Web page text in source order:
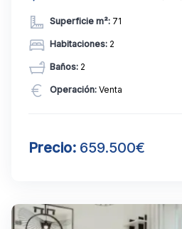
Superficie m²: 71
Habitaciones: 2
Baños: 2
Operación: Venta
Precio: 659.500€